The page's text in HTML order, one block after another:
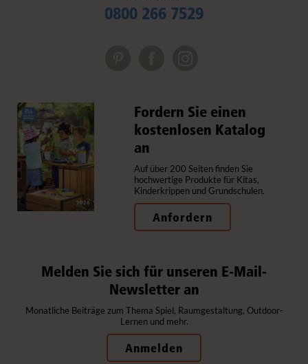
0800 266 7529
Fordern Sie einen
kostenlosen Katalog
an
Auf über 200 Seiten finden Sie
hochwertige Produkte für Kitas,
Kinderkrippen und Grundschulen.
Anfordern
Melden Sie sich für unseren E-Mail-
Newsletter an
Monatliche Beiträge zum Thema Spiel, Raumgestaltung, Outdoor-
Lernen und mehr.
Anmelden